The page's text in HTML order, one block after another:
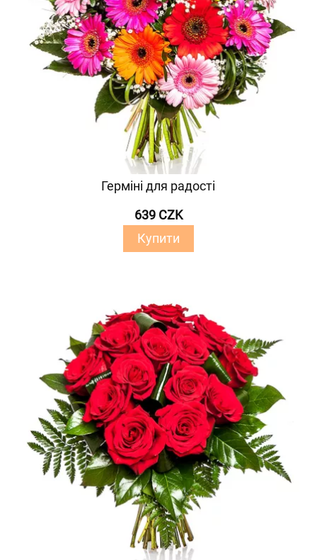
Герміні для радості
639 CZK
Купити